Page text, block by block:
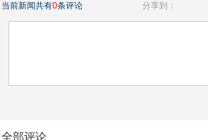
当前新闻共有0条评论 分享到：
全部评论